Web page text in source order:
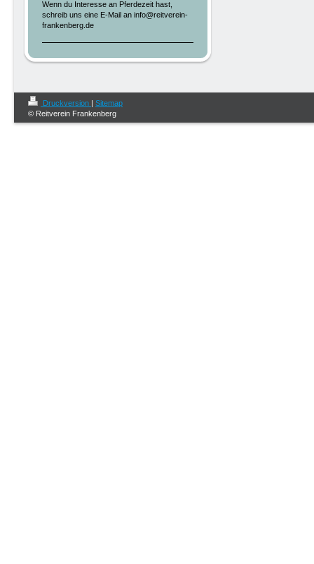
Wenn du Interesse an Pferdezeit hast,
schreib uns eine E-Mail an info@reitverein-
frankenberg.de
Druckversion | Sitemap
© Reitverein Frankenberg